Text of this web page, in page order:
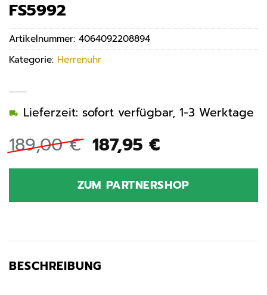
FS5992
189,00€ Ursprünglicher
Preis
war:
189,00 €
187,95 €Aktueller
ist:
187,95 €.
Lieferzeit: sofort verfügbar, 1-3 Werktage
ZUM PARTNERSHOP
Artikelnummer: 4064092208894
Kategorie: Herrenuhr
BESCHREIBUNG